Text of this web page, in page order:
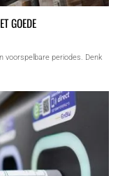
GOEDE
voorspelbare periodes. Denk